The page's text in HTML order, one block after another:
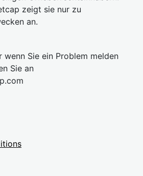
zeigt sie nur zu
an.
wenn Sie ein Problem melden
Sie an